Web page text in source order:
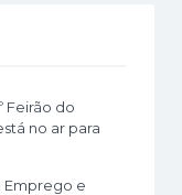
Feirão do
no ar para
Emprego e